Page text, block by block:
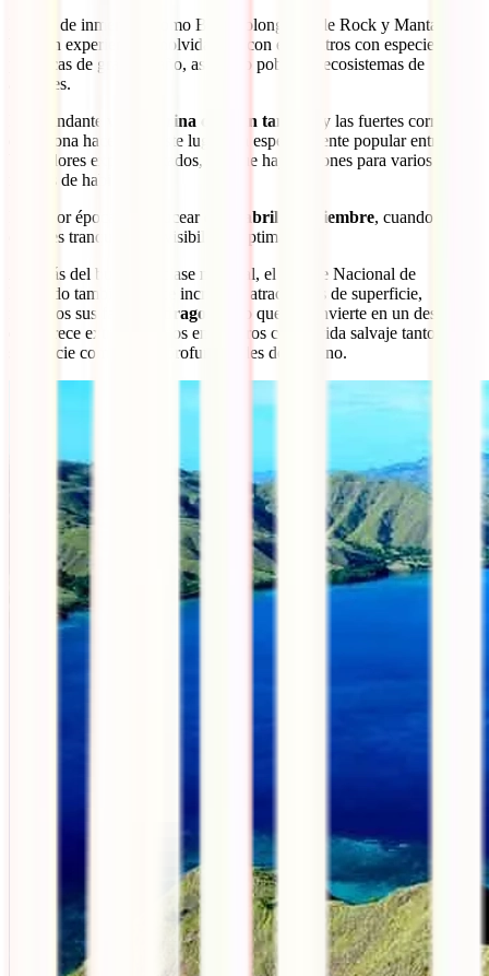
Puntos de inmersión como Batu Bolong, Castle Rock y Manta Alley
brindan experiencias inolvidables, con encuentros con especies
pelágicas de gran tamaño, así como poblados ecosistemas de
arrecifes.
La abundante
vida marina de gran tamaño
y las fuertes corrientes
de la zona hacen que este lugar sea especialmente popular entre los
buceadores experimentados, aunque hay opciones para varios
niveles de habilidad.
La mejor época para bucear es de
abril a noviembre, cuando el
clima es tranquilo y la visibilidad óptima.
Además del buceo de clase mundial, el Parque Nacional de
Komodo también ofrece increíbles atracciones de superficie,
incluidos sus famosos
dragones
, lo que lo convierte en un destino
que ofrece extraordinarios encuentros con la vida salvaje tanto en la
superficie como en las profundidades del océano.